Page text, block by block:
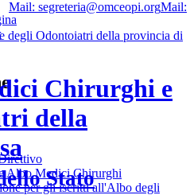
Mail: segreteria@omceopi.orgMail:
Chirurghi e
della
Stato
Albo Medici Chirurghi
per gli iscritti all'Albo degli